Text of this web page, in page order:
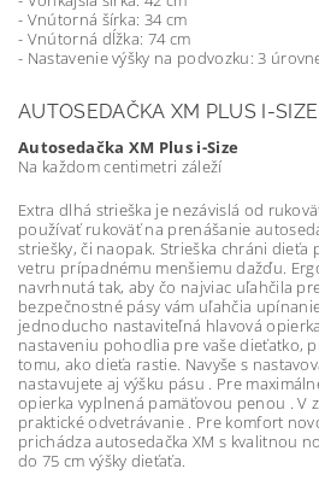
- Vnútorná šírka: 34 cm
- Vnútorná dĺžka: 74 cm
- Nastavenie výšky na podvozku: 3
AUTOSEDAČKA XM PLUS I-SIZE
Autosedačka XM Plus i-Size
Na každom centimetri záleží
Extra dlhá strieška je nezávislá od
používať rukoväť na prenášanie
striešky, či naopak. Strieška chráni dieťa
vetru prípadnému menšiemu dažďu.
navrhnutá tak, aby čo najviac uľahčila
bezpečnostné pásy vám uľahčia
jednoducho nastaviteľná hlavová
nastaveniu pohodlia pre vaše dieťatko,
tomu, ako dieťa rastie. Navyše s
nastavujete aj výšku pásu . Pre
opierka vyplnená pamäťovou penou . V
praktické odvetrávanie . Pre komfort
prichádza autosedačka XM s kvalitnou
do 75 cm výšky dieťaťa.